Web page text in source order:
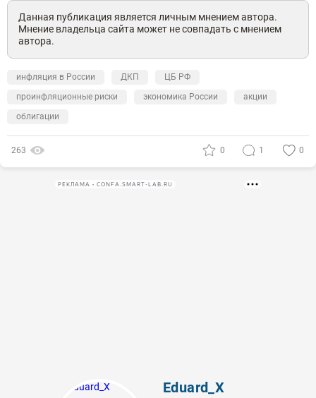
Данная публикация является личным мнением автора.
Мнение владельца сайта может не совпадать с мнением
автора.
инфляция в России ДКП
ЦБ РФ
проинфляционные риски
экономика России
акции
облигации
263 0 1 0
РЕКЛАМА • CONFA.SMART-LAB.RU
Eduard_X